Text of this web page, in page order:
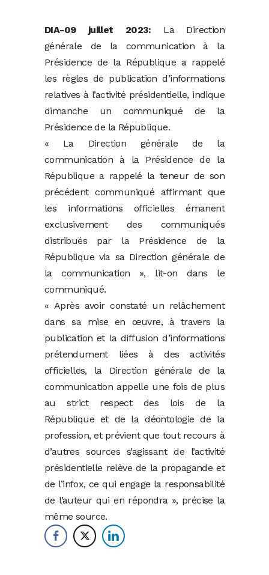
DIA-09 juillet 2023: La Direction
générale de la communication à la
Présidence de la République a rappelé
les règles de publication d’informations
relatives à l’activité présidentielle, indique
dimanche un communiqué de la
Présidence de la République.
« La Direction générale de la
communication à la Présidence de la
République a rappelé la teneur de son
précédent communiqué affirmant que
les informations officielles émanent
exclusivement des communiqués
distribués par la Présidence de la
République via sa Direction générale de
la communication », lit-on dans le
communiqué.
« Après avoir constaté un relâchement
dans sa mise en œuvre, à travers la
publication et la diffusion d’informations
prétendument liées à des activités
officielles, la Direction générale de la
communication appelle une fois de plus
au strict respect des lois de la
République et de la déontologie de la
profession, et prévient que tout recours à
d’autres sources s’agissant de l’activité
présidentielle relève de la propagande et
de l’infox, ce qui engage la responsabilité
de l’auteur qui en répondra », précise la
même source.